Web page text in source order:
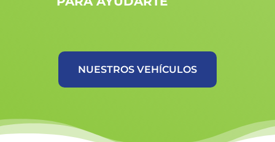
NUESTROS VEHÍCULOS